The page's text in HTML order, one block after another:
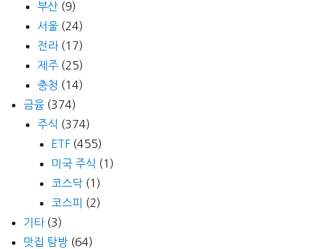
부산 (9)
서울 (24)
전라(17)
제주 (25)
충청 (14)
금융 (374)
주식 (374)
ETF (455)
미국 주식 (1)
코스닥 (1)
코스피 (2)
기타(3)
맛집 탐방 (64)